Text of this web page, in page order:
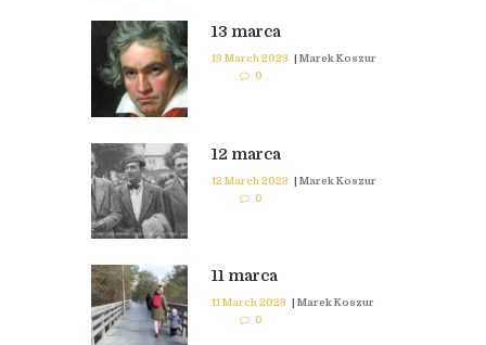
13 marca
13 March 2023 | Marek Koszur
0
12 marca
12 March 2023 | Marek Koszur
0
11 marca
11 March 2023
Marek Koszur
0